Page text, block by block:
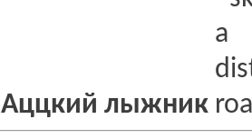
Аццкий лыжник